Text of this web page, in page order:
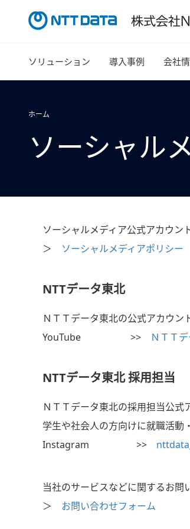
ソリューション 導入事例 会社
ホーム
ソーシャル
ソーシャルメディア公式アカウン
＞ ソーシャルメディアポリシー
NTTデータ東北
ＮＴＴデータ東北の公式アカウン
YouTube >>
ＮＴＴ
NTTデータ東北 採用担当
ＮＴＴデータ東北の採用担当公式
学生や社会人の方向けに就職活動
Instagram >>
当社のサービスなどに関するお問
＞ お問い合わせフォーム